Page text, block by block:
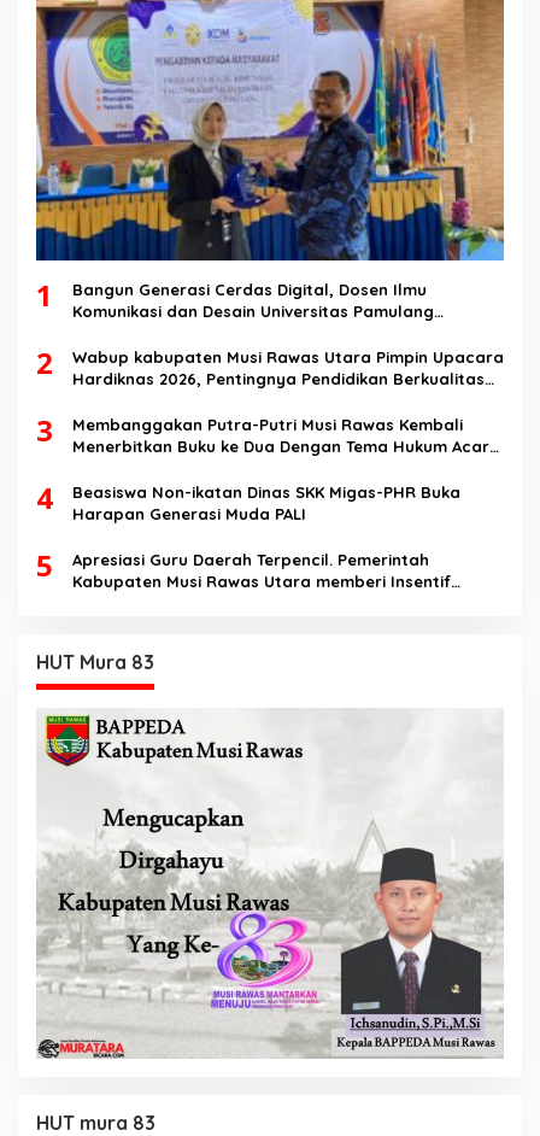
1
Bangun Generasi Cerdas Digital, Dosen Ilmu
Komunikasi dan Desain Universitas Pamulang
Speech di SMK Ikhlas Jawilan
2
Wabup kabupaten Musi Rawas Utara Pimpin Upacara
Hardiknas 2026, Pentingnya Pendidikan Berkualitas
3
Membanggakan Putra-Putri Musi Rawas Kembali
Menerbitkan Buku ke Dua Dengan Tema Hukum Acara
4
Beasiswa Non-ikatan Dinas SKK Migas-PHR Buka
Harapan Generasi Muda PALI
5
Apresiasi Guru Daerah Terpencil. Pemerintah
Kabupaten Musi Rawas Utara memberi Insentif
HUT Mura 83
HUT mura 83